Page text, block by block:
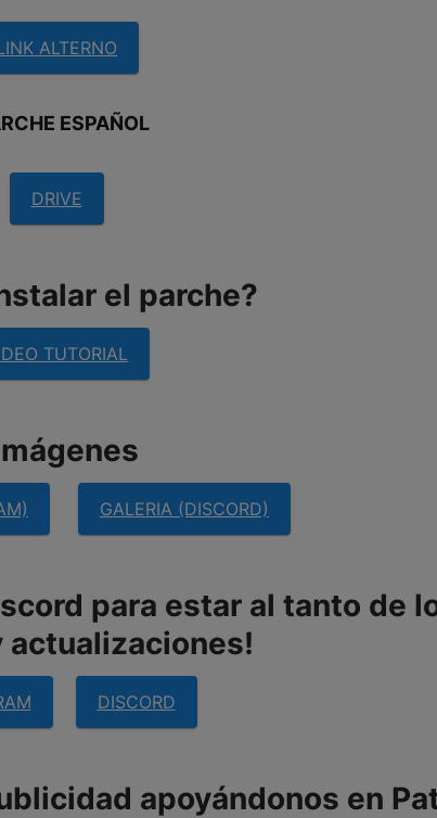
ALTERNO
ESPAÑOL
DRIVE
el parche?
TUTORIAL
GALERIA (DISCORD)
para estar al tanto de
actualizaciones!
DISCORD
apoyándonos en